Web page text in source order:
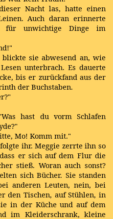
Nacht las, hatte einen
Auch daran erinnerte
für unwichtige Dinge im
sie abwesend an, wie
unterbrach. Es dauerte
bis er zurückfand aus der
der Buchstaben.
hast du vorm Schlafen
Mo! Komm mit."
ihr. Meggie zerrte ihn so
er sich auf dem Flur die
stieß. Woran auch sonst?
sich Bücher. Sie standen
anderen Leuten, nein, bei
den Tischen, auf Stühlen, in
in der Küche und auf dem
im Kleiderschrank, kleine